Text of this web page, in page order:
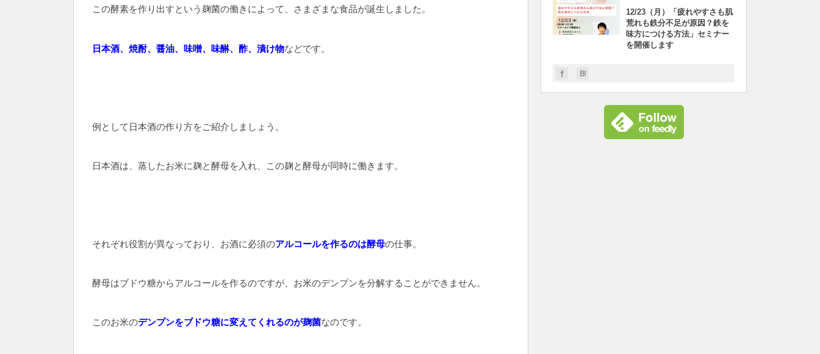
この酵素を作り出すという麹菌の働きによって、さまざまな食品が誕生しました。
日本酒、焼酎、醤油、味噌、味醂、酢、漬け物などです。
例として日本酒の作り方をご紹介しましょう。
日本酒は、蒸したお米に麹と酵母を入れ、この麹と酵母が同時に働きます。
それぞれ役割が異なっており、お酒に必須のアルコールを作るのは酵母の仕事。
酵母はブドウ糖からアルコールを作るのですが、お米のデンプンを分解することができません。
このお米のデンプンをブドウ糖に変えてくれるのが麹菌なのです。
12/23（月）「疲れやすさも肌
荒れも鉄分不足が原因？鉄を
味方につける方法」セミナー
を開催します